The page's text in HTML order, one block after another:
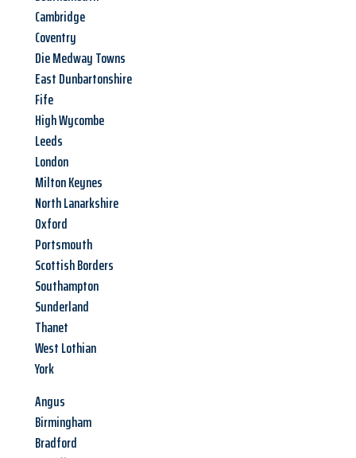
Cambridge
Coventry
Die Medway Towns
East Dunbartonshire
Fife
High Wycombe
Leeds
London
Milton Keynes
North Lanarkshire
Oxford
Portsmouth
Scottish Borders
Southampton
Sunderland
Thanet
West Lothian
York
Angus
Birmingham
Bradford